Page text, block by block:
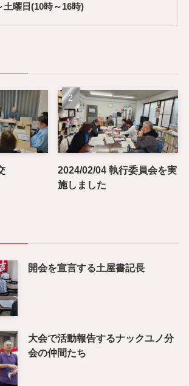
土曜日(10時～16時)
2024/02/04 執行委員会を実
施しました
開会を宣言する土屋書記長
大会で活動報告するナックユノ分
会の仲間たち